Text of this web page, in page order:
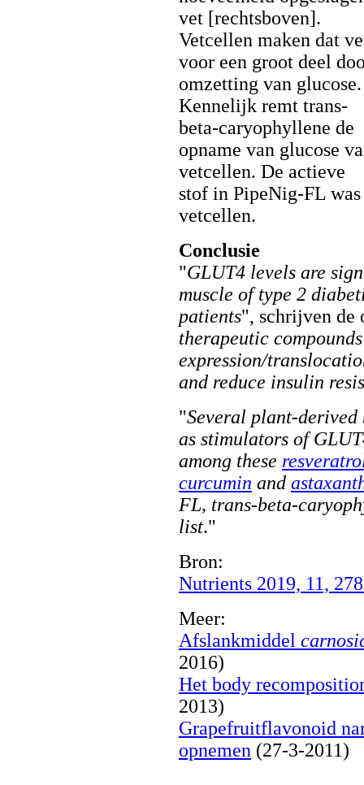
vet [rechtsboven].
Vetcellen maken dat
voor een groot deel
omzetting van glucose.
Kennelijk remt trans-
beta-caryophyllene de
opname van glucose
vetcellen. De actieve
stof in PipeNig-FL
vetcellen.
Conclusie
"GLUT4 levels are
muscle of type 2
patients", schrijven de
therapeutic
expression/
and reduce insulin
"Several plant-derived
as stimulators of
among these
curcumin and
FL, trans-beta-
list."
Bron:
Nutrients 2019, 11,
Meer:
Afslankmiddel
2016)
Het body
2013)
Grapefruitflavonoid
opnemen (27-3-2011)